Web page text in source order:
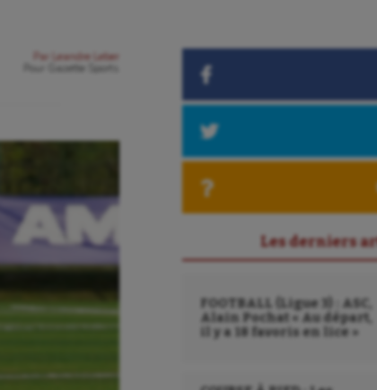
Par
Leandre Leber
Gazette Sports
Les derniers
FOOTBALL (Ligue 3) : ASC,
Alain Pochat « Au départ,
il y a 18 favoris en lice »